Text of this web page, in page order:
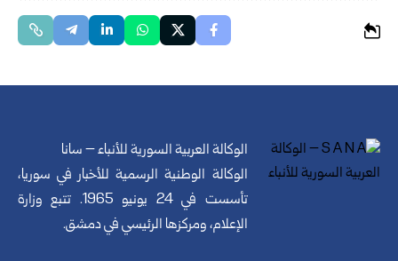
الوكالة العربية السورية للأنباء – سانا
الوكالة الوطنية الرسمية للأخبار في سوريا،
تأسست في 24 يونيو 1965. تتبع وزارة
الإعلام، ومركزها الرئيسي في دمشق.